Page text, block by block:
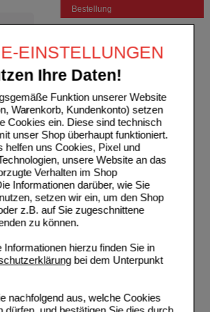
EINSTELLUNGEN
Ihre Daten!
Funktion unserer Website
Warenkorb, Kundenkonto) setzen
Cookies ein. Diese sind technisch
unser Shop überhaupt funktioniert.
helfen uns Cookies, Pixel und
unsere Website an das
Verhalten im Shop
Informationen darüber, wie Sie
setzen wir ein, um den Shop
z.B. auf Sie zugeschnittene
zu können.
Informationen hierzu finden Sie in
bei dem Unterpunkt
nachfolgend aus, welche Cookies
Bestellung
Zahlungsmöglichkeiten
Freiumschläge anfordern
Freiumschläge downloaden
Auslandsbestellung
Reklamation
Widerrufsformular
Problembehebung
Bestellschein